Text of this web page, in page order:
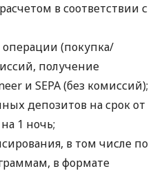
в соответствии с
(покупка/
получение
и SEPA (без комиссий);
депозитов на срок от
1 ночь;
в том числе по
в формате